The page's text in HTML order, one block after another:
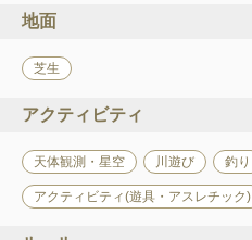
地面
芝生
アクティビティ
天体観測・星空 川遊び 釣り
アクティビティ(遊具・アスレチック)